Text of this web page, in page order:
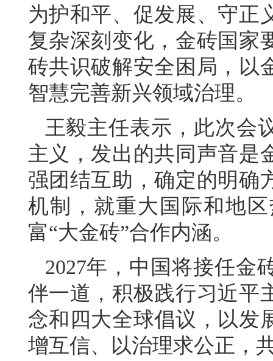
为护和平、促发展、守正
复杂深刻变化，金砖国家
砖共识破解安全困局，以
智慧完善新兴领域治理。
王毅主任表示，此次会
主义，发出的共同声音是
强团结互助，确定的明确
机制，就重大国际和地
富“大金砖”合作内涵。
2027年，中国将接任金
伴一道，积极践行习近平
念和四大全球倡议，以发
增互信、以治理求公正，